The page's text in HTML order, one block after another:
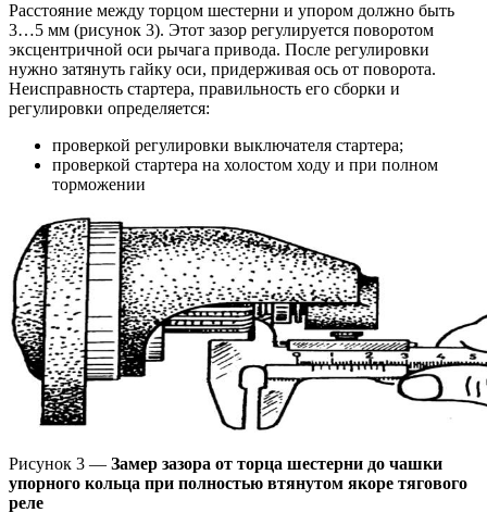
Расстояние между торцом шестерни и упором должно быть
3…5 мм (pиcунок 3). Этот зазор регулируется поворотом
эксцентричной оси рычага привода. После регулировки
нужно затянуть гайку оси, придерживая ось от поворота.
Неисправность стартера, правильность его сборки и
регулировки определяется:
проверкой регулировки выключателя стартера;
проверкой стартера на холостом ходу и при полном
торможении
Рисунок 3 — Замер зазора от торца шестерни до чашки
упорного кольца при полностью втянутом якоре тягового
реле